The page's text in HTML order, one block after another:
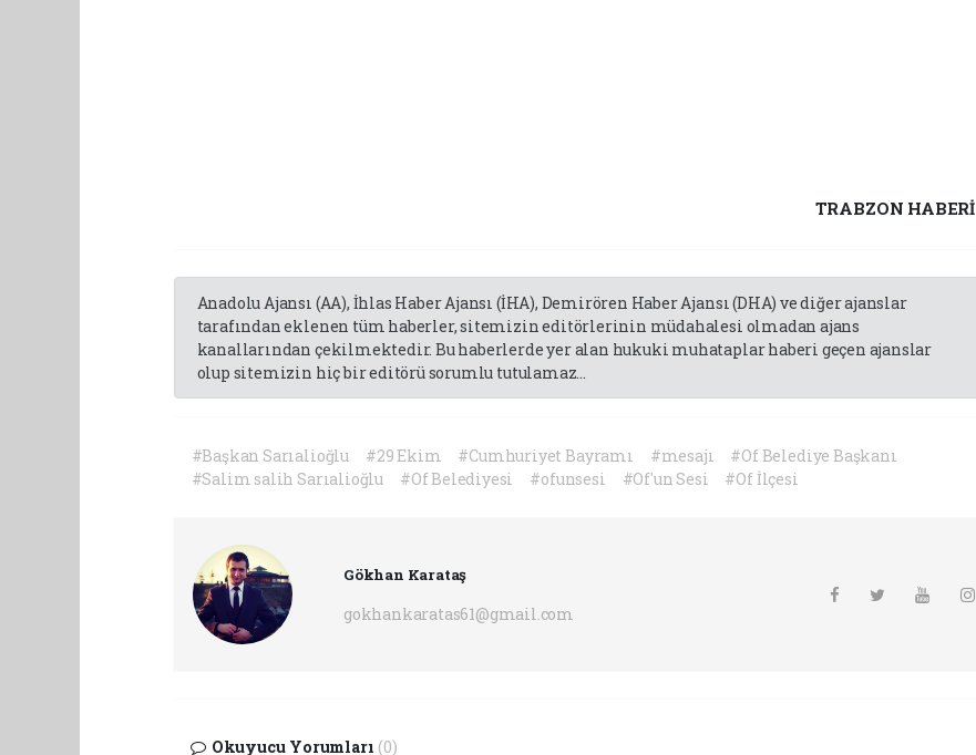
TRABZON HABERİ
Anadolu Ajansı (AA), İhlas Haber Ajansı (İHA), Demirören Haber Ajansı (DHA) ve diğer ajanslar
tarafından eklenen tüm haberler, sitemizin editörlerinin müdahalesi olmadan ajans
kanallarından çekilmektedir. Bu haberlerde yer alan hukuki muhataplar haberi geçen ajanslar
olup sitemizin hiç bir editörü sorumlu tutulamaz...
#Başkan Sarıalioğlu #29 Ekim #Cumhuriyet Bayramı #mesajı
#Of Belediye Başkanı
#Salim salih Sarıalioğlu
#Of Belediyesi #ofunsesi #Of'un Sesi #Of İlçesi
Gökhan Karataş
gokhankaratas61@gmail.com
Okuyucu Yorumları (0)